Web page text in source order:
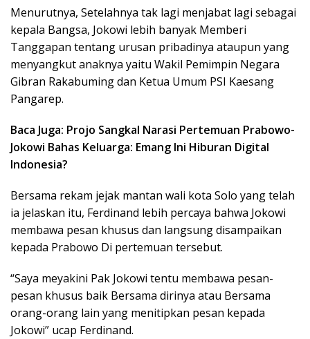
Menurutnya, Setelahnya tak lagi menjabat lagi sebagai
kepala Bangsa, Jokowi lebih banyak Memberi
Tanggapan tentang urusan pribadinya ataupun yang
menyangkut anaknya yaitu Wakil Pemimpin Negara
Gibran Rakabuming dan Ketua Umum PSI Kaesang
Pangarep.
Baca Juga: Projo Sangkal Narasi Pertemuan Prabowo-
Jokowi Bahas Keluarga: Emang Ini Hiburan Digital
Indonesia?
Bersama rekam jejak mantan wali kota Solo yang telah
ia jelaskan itu, Ferdinand lebih percaya bahwa Jokowi
membawa pesan khusus dan langsung disampaikan
kepada Prabowo Di pertemuan tersebut.
“Saya meyakini Pak Jokowi tentu membawa pesan-
pesan khusus baik Bersama dirinya atau Bersama
orang-orang lain yang menitipkan pesan kepada
Jokowi” ucap Ferdinand.